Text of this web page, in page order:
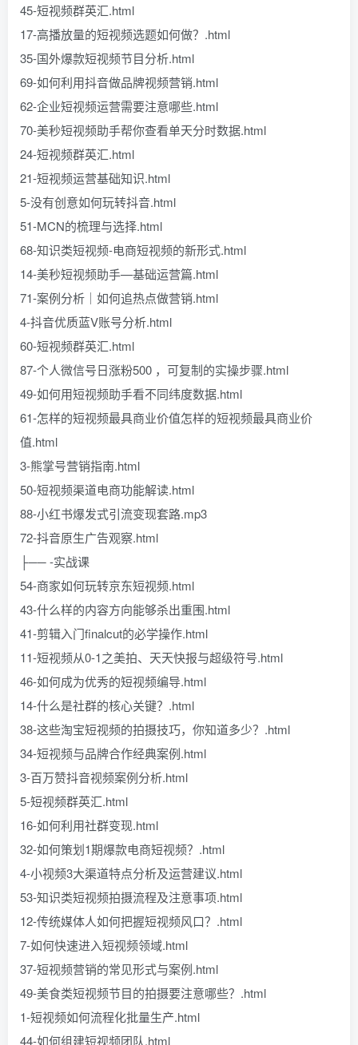
45-短视频群英汇.html
17-高播放量的短视频选题如何做？.html
35-国外爆款短视频节目分析.html
69-如何利用抖音做品牌视频营销.html
62-企业短视频运营需要注意哪些.html
70-美秒短视频助手帮你查看单天分时数据.html
24-短视频群英汇.html
21-短视频运营基础知识.html
5-没有创意如何玩转抖音.html
51-MCN的梳理与选择.html
68-知识类短视频-电商短视频的新形式.html
14-美秒短视频助手—基础运营篇.html
71-案例分析｜如何追热点做营销.html
4-抖音优质蓝V账号分析.html
60-短视频群英汇.html
87-个人微信号日涨粉500 ，可复制的实操步骤.html
49-如何用短视频助手看不同纬度数据.html
61-怎样的短视频最具商业价值怎样的短视频最具商业价
值.html
3-熊掌号营销指南.html
50-短视频渠道电商功能解读.html
88-小红书爆发式引流变现套路.mp3
72-抖音原生广告观察.html
├── -实战课
54-商家如何玩转京东短视频.html
43-什么样的内容方向能够杀出重围.html
41-剪辑入门finalcut的必学操作.html
11-短视频从0-1之美拍、天天快报与超级符号.html
46-如何成为优秀的短视频编导.html
14-什么是社群的核心关键？.html
38-这些淘宝短视频的拍摄技巧，你知道多少？.html
34-短视频与品牌合作经典案例.html
3-百万赞抖音视频案例分析.html
5-短视频群英汇.html
16-如何利用社群变现.html
32-如何策划1期爆款电商短视频？.html
4-小视频3大渠道特点分析及运营建议.html
53-知识类短视频拍摄流程及注意事项.html
12-传统媒体人如何把握短视频风口？.html
7-如何快速进入短视频领域.html
37-短视频营销的常见形式与案例.html
49-美食类短视频节目的拍摄要注意哪些？.html
1-短视频如何流程化批量生产.html
44-如何组建短视频团队.html